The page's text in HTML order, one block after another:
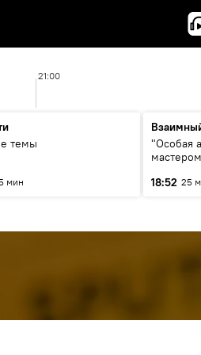
21:00
темы
мин
"Особая
Хиблы
18:52 25